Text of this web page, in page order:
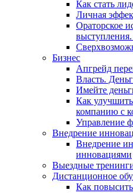
Как стать
Личная
Ораторское
Бизнес
Апгрейд
Власть.
Имейте
Как
компанию с
Управление
Внедрение
Внедрение
инновациями
Выездные
Дистанционное
Как